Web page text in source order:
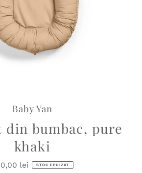
Baby Yan
din bumbac, pure
khaki
Preț
lei STOC EPUIZAT